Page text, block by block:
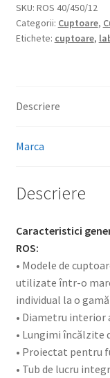
SKU: ROS 40/450/12
Categorii: Cuptoare,
Etichete: cuptoare,
Descriere
Marca
Descriere
Caracteristici
ROS:
• Modele de
utilizate într-o
individual la o
• Diametru interior
• Lungimi încălzite
• Proiectat pentru
• Tub de lucru